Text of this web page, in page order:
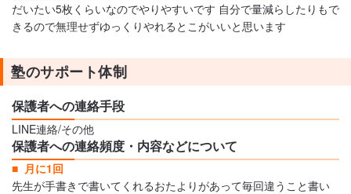
だいたい5枚くらいなのでやりやすいです 自分で量減らしたりもで
きるので無理せずゆっくりやれるとこがいいと思います
塾のサポート体制
保護者への連絡手段
LINE連絡/その他
保護者への連絡頻度・内容などについて
月に1回
先生が手書きで書いてくれるおたよりがあって毎回違うこと書い